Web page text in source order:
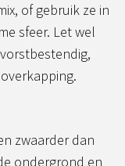
of gebruik ze in
sfeer. Let wel
zwaarder dan
ondergrond en